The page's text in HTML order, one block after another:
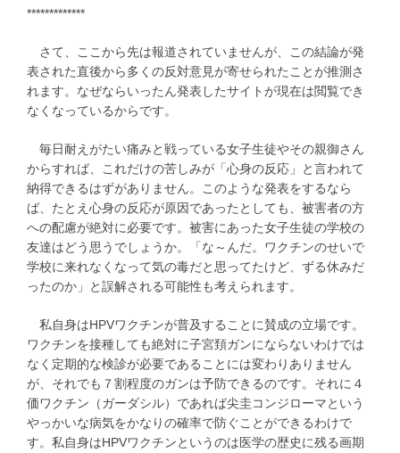
*************
さて、ここから先は報道されていませんが、この結論が発
表された直後から多くの反対意見が寄せられたことが推測さ
れます。なぜならいったん発表したサイトが現在は閲覧でき
なくなっているからです。
毎日耐えがたい痛みと戦っている女子生徒やその親御さん
からすれば、これだけの苦しみが「心身の反応」と言われて
納得できるはずがありません。このような発表をするなら
ば、たとえ心身の反応が原因であったとしても、被害者の方
への配慮が絶対に必要です。被害にあった女子生徒の学校の
友達はどう思うでしょうか。「な～んだ。ワクチンのせいで
学校に来れなくなって気の毒だと思ってたけど、ずる休みだ
ったのか」と誤解される可能性も考えられます。
私自身はHPVワクチンが普及することに賛成の立場です。
ワクチンを接種しても絶対に子宮頚ガンにならないわけでは
なく定期的な検診が必要であることには変わりありません
が、それでも７割程度のガンは予防できるのです。それに４
価ワクチン（ガーダシル）であれば尖圭コンジローマという
やっかいな病気をかなりの確率で防ぐことができるわけで
す。私自身はHPVワクチンというのは医学の歴史に残る画期